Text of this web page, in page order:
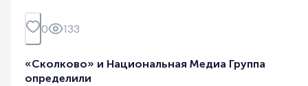
0 133
«Сколково» и Национальная Медиа Группа
определили